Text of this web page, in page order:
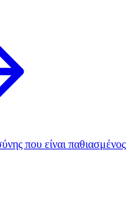
που είναι παθιασμένος